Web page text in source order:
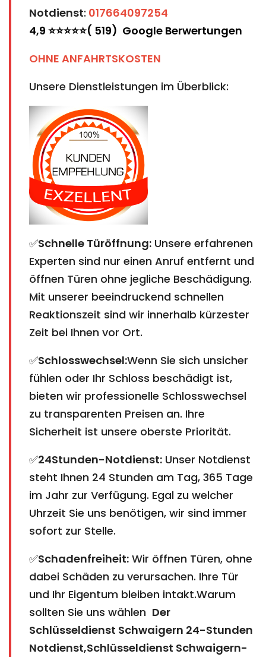
Notdienst: 017664097254
4,9 ⭐⭐⭐⭐⭐( 519) Google Berwertungen
OHNE ANFAHRTSKOSTEN
Unsere Dienstleistungen im Überblick:
✅Schnelle Türöffnung: Unsere erfahrenen
Experten sind nur einen Anruf entfernt und
öffnen Türen ohne jegliche Beschädigung.
Mit unserer beeindruckend schnellen
Reaktionszeit sind wir innerhalb kürzester
Zeit bei Ihnen vor Ort.
✅Schlosswechsel:Wenn Sie sich unsicher
fühlen oder Ihr Schloss beschädigt ist,
bieten wir professionelle Schlosswechsel
zu transparenten Preisen an. Ihre
Sicherheit ist unsere oberste Priorität.
✅24Stunden-Notdienst: Unser Notdienst
steht Ihnen 24 Stunden am Tag, 365 Tage
im Jahr zur Verfügung. Egal zu welcher
Uhrzeit Sie uns benötigen, wir sind immer
sofort zur Stelle.
✅Schadenfreiheit: Wir öffnen Türen, ohne
dabei Schäden zu verursachen. Ihre Tür
und Ihr Eigentum bleiben intakt.Warum
sollten Sie uns wählen Der
Schlüsseldienst Schwaigern 24-Stunden
Notdienst,Schlüsseldienst Schwaigern-